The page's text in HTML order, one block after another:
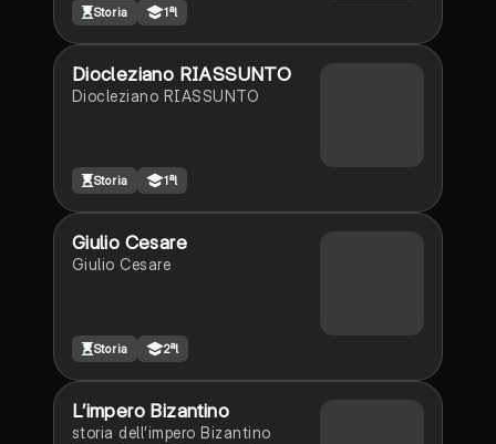
Storia 1ªl
Diocleziano RIASSUNTO
Diocleziano RIASSUNTO
Storia 1ªl
Giulio Cesare
Giulio Cesare
Storia 2ªl
L’impero Bizantino
storia dell’impero Bizantino